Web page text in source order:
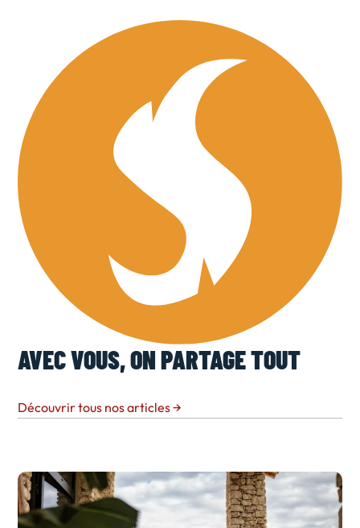
AVEC VOUS, ON PARTAGE TOUT
Découvrir tous nos articles→